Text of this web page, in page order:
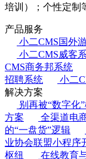
培训）；个性定制
产品服务
小二CMS国外
小二CMS威客
CMS商务邦系统
招聘系统
小二
解决方案
别再被“数字化
方案
全渠道电
的“一盘货”逻辑
业协会联盟小程序
枢纽
在线教育